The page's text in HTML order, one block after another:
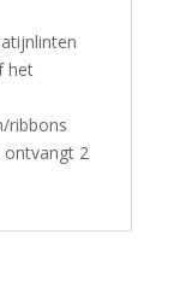
het
ribbons
ontvangt 2